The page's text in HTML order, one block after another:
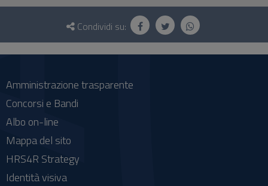
Questionario
social
Condividi su:
Amministrazione trasparente
Concorsi e Bandi
Albo on-line
Mappa del sito
HRS4R Strategy
Identità visiva